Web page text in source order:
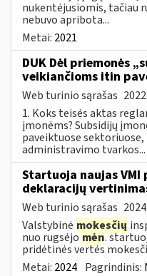
nukentėjusiomis, tačiau
nebuvo apribota...
Metai: 2021
DUK Dėl priemonės
veikiančioms itin
Web turinio sąrašas
1. Koks teisės aktas
įmonėms? Subsidijų
paveiktuose
administravimo tvarkos...
Startuoja naujas VMI
deklaracijų
Web turinio sąrašas
Valstybinė mokesčių
nuo rugsėjomėn.
pridėtinės vertės
Metai: 2024 Pagrindinis: